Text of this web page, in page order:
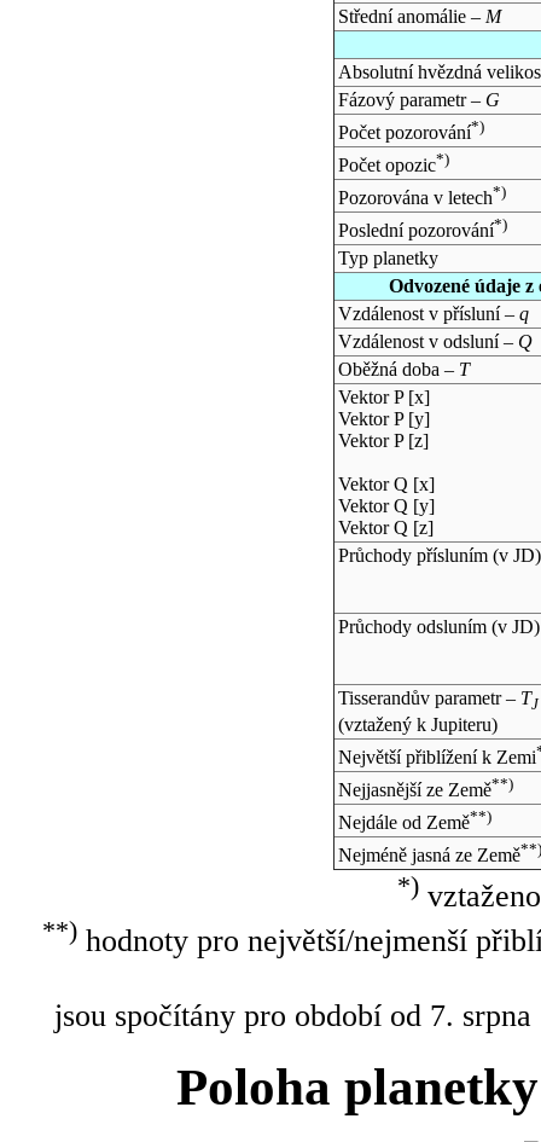
Střední anomálie – M
Absolutní hvězdná
Fázový parametr – G
Počet pozorování*)
Počet opozic*)
Pozorována v letech*)
Poslední pozorování*)
Typ planetky
Odvozené údaje
Vzdálenost v přísluní – q
Vzdálenost v odsluní – Q
Oběžná doba – T
Vektor P [x]
Vektor P [y]
Vektor P [z]
Vektor Q [x]
Vektor Q [y]
Vektor Q [z]
Průchody přísluním (v JD)
Průchody odsluním (v JD)
Tisserandův parametr – TJ
(vztažený k Jupiteru)
Největší přiblížení k Zemi
Nejjasnější ze Země**)
Nejdále od Země**)
Nejméně jasná ze Země**)
*)
**)hodnoty pro největší/nejmenší
jsou spočítány pro období od 7.
Poloha